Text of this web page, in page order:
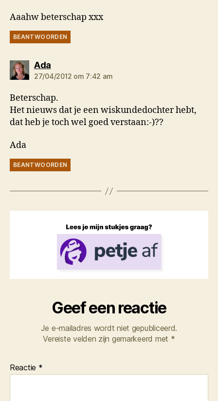
Aaahw beterschap xxx
BEANTWOORDEN
Adazegt:
27/04/2012 om 7:42 am
Beterschap.
Het nieuws dat je een wiskundedochter hebt,
dat heb je toch wel goed verstaan:-)??
Ada
BEANTWOORDEN
Geef een reactie
Je e-mailadres wordt niet gepubliceerd.
Vereiste velden zijn gemarkeerd met *
Reactie *